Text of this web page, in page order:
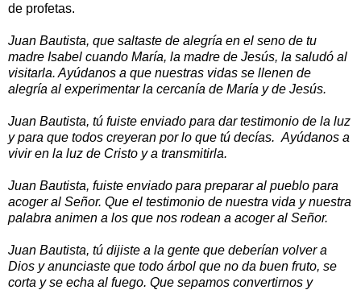
de profetas.
Juan Bautista, que saltaste de alegría en el seno de tu
madre Isabel cuando María, la madre de Jesús, la saludó al
visitarla. Ayúdanos a que nuestras vidas se llenen de
alegría al experimentar la cercanía de María y de Jesús.
Juan Bautista, tú fuiste enviado para dar testimonio de la luz
y para que todos creyeran por lo que tú decías. Ayúdanos a
vivir en la luz de Cristo y a transmitirla.
Juan Bautista, fuiste enviado para preparar al pueblo para
acoger al Señor. Que el testimonio de nuestra vida y nuestra
palabra animen a los que nos rodean a acoger al Señor.
Juan Bautista, tú dijiste a la gente que deberían volver a
Dios y anunciaste que todo árbol que no da buen fruto, se
corta y se echa al fuego. Que sepamos convertirnos y